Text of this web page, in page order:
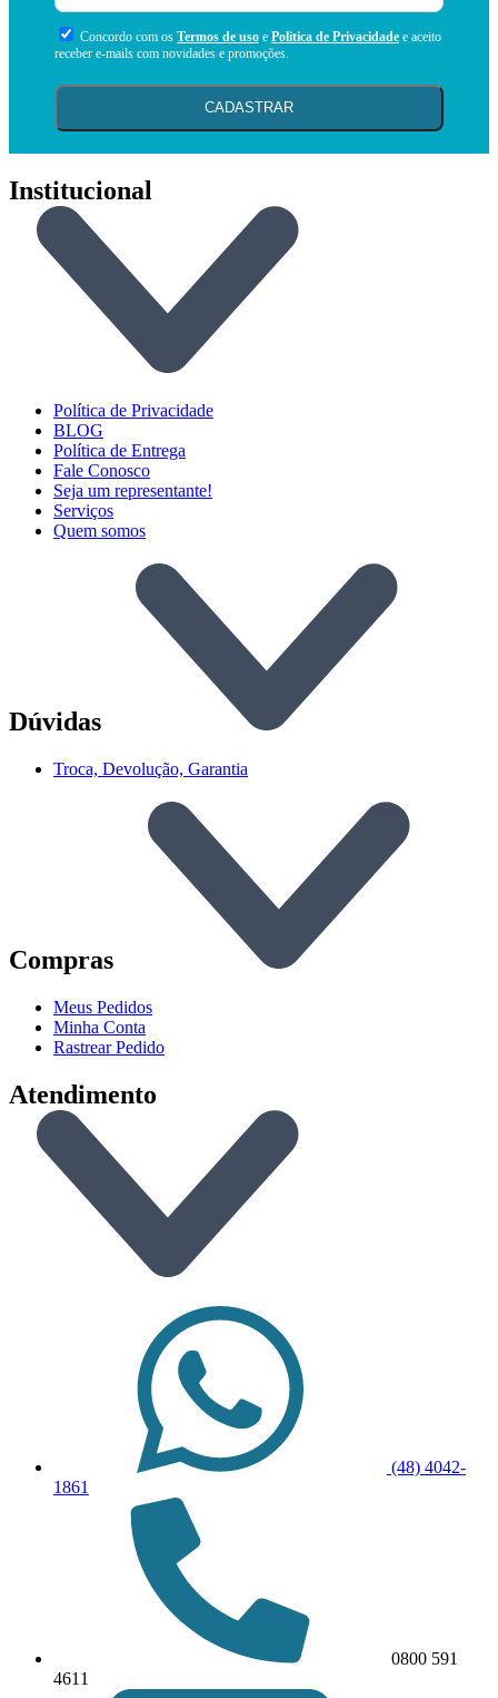
Concordo com os Termos de uso e Politica de Privacidade e aceito
receber e-mails com novidades e promoções.
CADASTRAR
Institucional
Política de Privacidade
BLOG
Política de Entrega
Fale Conosco
Seja um representante!
Serviços
Quem somos
Dúvidas
Troca, Devolução, Garantia
Compras
Meus Pedidos
Minha Conta
Rastrear Pedido
Atendimento
(48) 4042-
1861
0800 591
4611